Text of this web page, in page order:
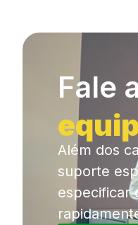
Fale
Além dos
suporte
especificar